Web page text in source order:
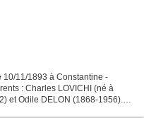
10/11/1893 à Constantine -
: Charles LOVICHI (né à
et Odile DELON (1868-1956).